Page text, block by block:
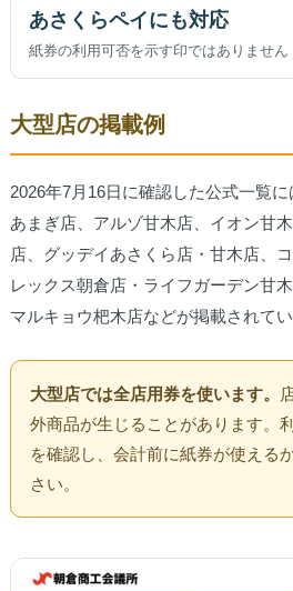
あさくらペイにも対応
紙券の利用可否を示す印ではありません
大型店の掲載例
2026年7月16日に確認した公式一覧
あまぎ店、アルゾ甘木店、イオン甘
店、グッデイあさくら店・甘木店、
レックス朝倉店・ライフガーデン甘
マルキョウ杷木店などが掲載されてい
大型店では全店用券を使います。
外商品が生じることがあります。
を確認し、会計前に紙券が使える
さい。